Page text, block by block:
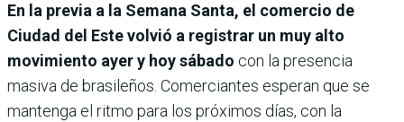
En la previa a la Semana Santa, el comercio de
Ciudad del Este volvió a registrar un muy alto
movimiento ayer y hoy sábado con la presencia
masiva de brasileños. Comerciantes esperan que se
mantenga el ritmo para los próximos días, con la